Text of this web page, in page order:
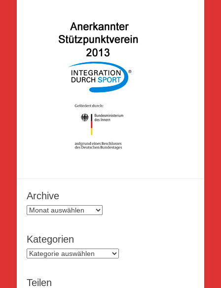
Archive
Archive
Kategorien
Kategorien
Teilen